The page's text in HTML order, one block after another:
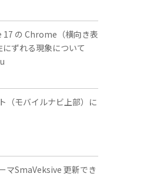
の Chrome（横向き表
ずれる現象について
（モバイルナビ上部）に
マSmaVeksive 更新でき